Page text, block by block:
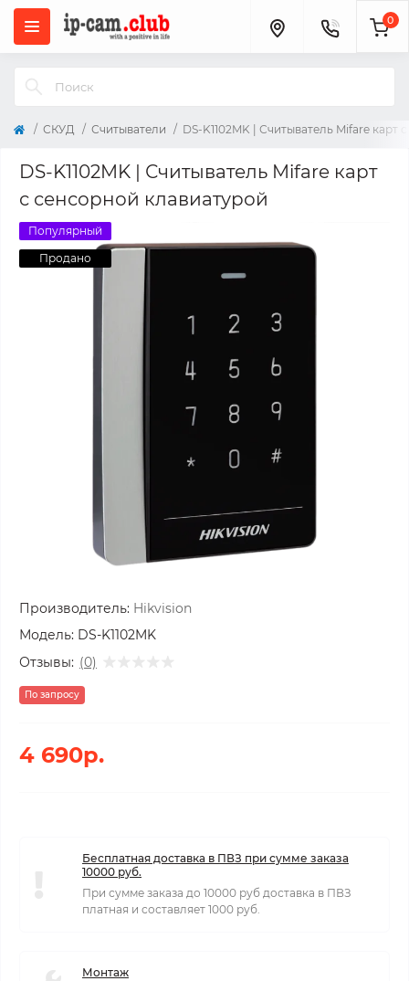
0
СКУД Считыватели DS-K1102MK | Считыватель Mifare карт
DS-K1102MK | Считыватель Mifare карт
с сенсорной клавиатурой
Популярный
Продано
Производитель: Hikvision
Модель: DS-K1102MK
Отзывы: (0)
По запросу
4 690р.
Бесплатная доставка в ПВЗ при сумме заказа
10000 руб.
При сумме заказа до 10000 руб доставка в ПВЗ
платная и составляет 1000 руб.
Монтаж